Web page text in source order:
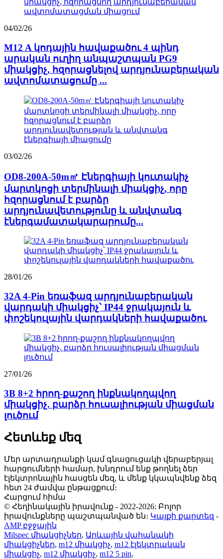
04/02/26
M12 A կոդային հավաքածու 4 պինդ
արական ուղիղ անպաշտպան PG9
միակցիչ, հզորացնելով արդյունաբերական
ավտոմատացումը ...
03/02/26
OD8-200A-50m㎡ Էներգիայի կուտակիչ
մարտկոցի տերմինալի միակցիչ, որը
հզորացնում է բարձր
արդյունավետությունը և անվտանգ
էներգամատակարարումը...
28/01/26
32A 4-Pin եռաֆազ արդյունաբերական
վարդակի միակցիչ՝ IP44 ջրակայուն և
փոշեկուլային վարդակների հավաքածու
27/01/26
3B 8+2 հրող-քաշող ինքնակողպվող
միակցիչ. բարձր հուսալիության միացման
լուծում
Հետևեք մեզ
Մեր արտադրանքի կամ գնացուցակի վերաբերյալ
հարցումների համար, խնդրում ենք թողնել ձեր
էլեկտրոնային հասցեն մեզ, և մենք կկապնվենք ձեզ
հետ 24 ժամվա ընթացքում։
Հարցում հիմա
© Հեղինակային իրավունք - 2022-2026: Բոլոր
իրավունքները պաշտպանված են։ Կայքի քարտեզ -
AMP բջջային
Milspec միակցիչներ, Արևային վահանակի
միակցիչներ, m12 միակցիչ, m12 էլեկտրական
միակցիչ, m12 միակցիչ, m12 5 pin,